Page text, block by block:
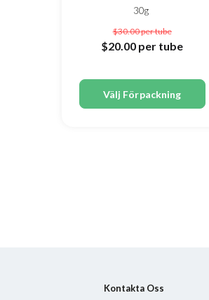
30g
$30.00per tube
$20.00 per tube
Välj Förpackning
Kontakta Oss